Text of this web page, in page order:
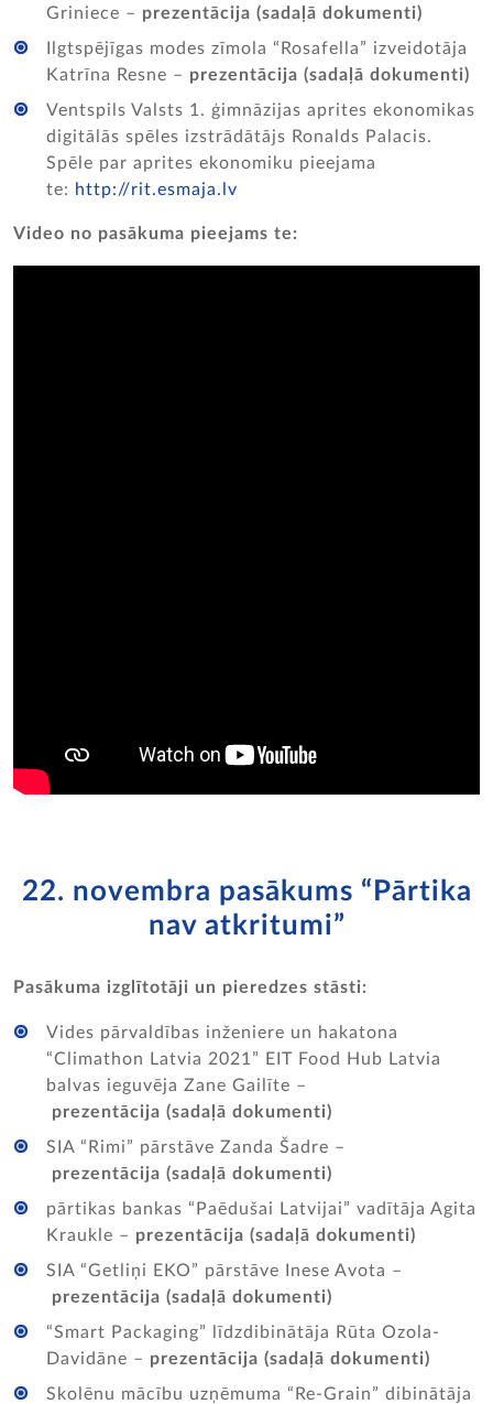
Griniece – prezentācija (sadaļā dokumenti)
Ilgtspējīgas modes zīmola “Rosafella” izveidotāja
Katrīna Resne – prezentācija (sadaļā dokumenti)
Ventspils Valsts 1. ģimnāzijas aprites ekonomikas
digitālās spēles izstrādātājs Ronalds Palacis.
Spēle par aprites ekonomiku pieejama
te: http://rit.esmaja.lv
Video no pasākuma pieejams te:
22. novembra pasākums “Pārtika
nav atkritumi”
Pasākuma izglītotāji un pieredzes stāsti:
Vides pārvaldības inženiere un hakatona
“Climathon Latvia 2021” EIT Food Hub Latvia
balvas ieguvēja Zane Gailīte –
prezentācija (sadaļā dokumenti)
SIA “Rimi” pārstāve Zanda Šadre –
prezentācija (sadaļā dokumenti)
pārtikas bankas “Paēdušai Latvijai” vadītāja Agita
Kraukle – prezentācija (sadaļā dokumenti)
SIA “Getliņi EKO” pārstāve Inese Avota –
prezentācija (sadaļā dokumenti)
“Smart Packaging” līdzdibinātāja Rūta Ozola-
Davidāne – prezentācija (sadaļā dokumenti)
Skolēnu mācību uzņēmuma “Re-Grain” dibinātāja